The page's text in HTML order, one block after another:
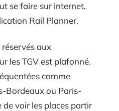
se faire sur internet,
Rail Planner.
réservés aux
les TGV est plafonné.
comme
Bordeaux ou Paris-
de voir les places partir